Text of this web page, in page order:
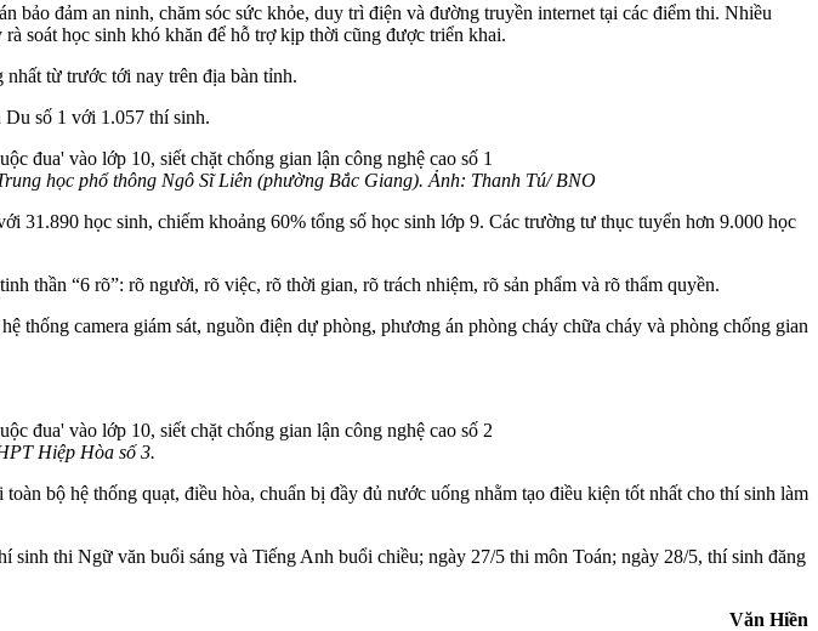
đảm an ninh, chăm sóc sức khỏe, duy trì điện và đường truyền internet tại các điểm thi. Nhiều
soát học sinh khó khăn để hỗ trợ kịp thời cũng được triển khai.
từ trước tới nay trên địa bàn tỉnh.
số 1 với 1.057 thí sinh.
học phổ thông Ngô Sĩ Liên (phường Bắc Giang). Ảnh: Thanh Tú/ BNO
học sinh, chiếm khoảng 60% tổng số học sinh lớp 9. Các trường tư thục tuyển hơn 9.000 học
thần “6 rõ”: rõ người, rõ việc, rõ thời gian, rõ trách nhiệm, rõ sản phẩm và rõ thẩm quyền.
thống camera giám sát, nguồn điện dự phòng, phương án phòng cháy chữa cháy và phòng chống gian
Hiệp Hòa số 3.
bộ hệ thống quạt, điều hòa, chuẩn bị đầy đủ nước uống nhằm tạo điều kiện tốt nhất cho thí sinh làm
thi Ngữ văn buổi sáng và Tiếng Anh buổi chiều; ngày 27/5 thi môn Toán; ngày 28/5, thí sinh đăng
Văn Hiền